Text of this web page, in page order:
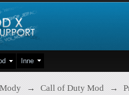
Inne
Mody → Call of Duty Mod →